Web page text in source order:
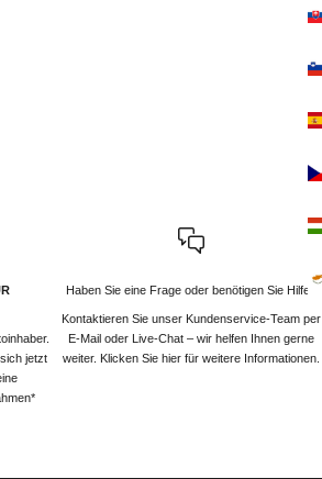
jetzt
Haben Sie eine Frage oder benötigen Sie Hilfe?
Kontaktieren Sie unser Kundenservice-Team per
E-Mail oder Live-Chat – wir helfen Ihnen gerne
weiter. Klicken Sie hier für weitere Informationen.